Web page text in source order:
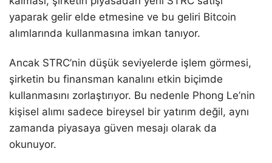
yaparak gelir elde etmesine ve bu geliri Bitcoin
alımlarında kullanmasına imkan tanıyor.
Ancak STRC’nin düşük seviyelerde işlem görmesi,
şirketin bu finansman kanalını etkin biçimde
kullanmasını zorlaştırıyor. Bu nedenle Phong Le’nin
kişisel alımı sadece bireysel bir yatırım değil, aynı
zamanda piyasaya güven mesajı olarak da
okunuyor.